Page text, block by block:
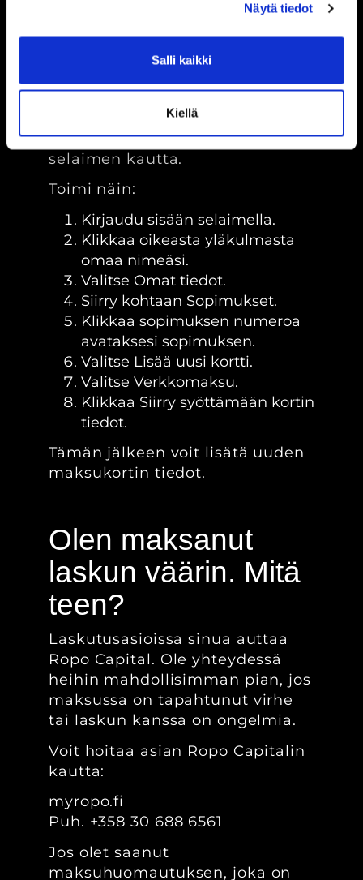
Näytä tiedot
Salli kaikki
Kiellä
Miten vaihdan
maksukortin tiedot?
Pääset päivittämään
maksukorttisi tiedot
kirjautumalla järjestelmään
selaimen kautta.
Toimi näin:
Kirjaudu sisään selaimella.
Klikkaa oikeasta yläkulmasta
omaa nimeäsi.
Valitse Omat tiedot.
Siirry kohtaan Sopimukset.
Klikkaa sopimuksen numeroa
avataksesi sopimuksen.
Valitse Lisää uusi kortti.
Valitse Verkkomaksu.
Klikkaa Siirry syöttämään kortin
tiedot.
Tämän jälkeen voit lisätä uuden
maksukortin tiedot.
Olen maksanut
laskun väärin. Mitä
teen?
Laskutusasioissa sinua auttaa
Ropo Capital. Ole yhteydessä
heihin mahdollisimman pian, jos
maksussa on tapahtunut virhe
tai laskun kanssa on ongelmia.
Voit hoitaa asian Ropo Capitalin
kautta:
myropo.fi
Puh. +358 30 688 6561
Jos olet saanut
maksuhuomautuksen, joka on